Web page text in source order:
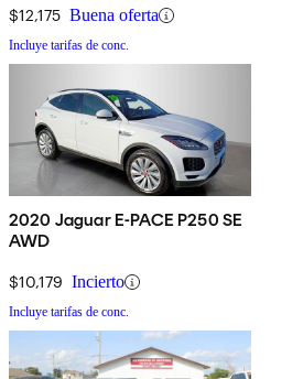
$12,175 Buena oferta
Incluye tarifas de conc.
2020 Jaguar E-PACE P250 SE
AWD
$10,179 Incierto
Incluye tarifas de conc.